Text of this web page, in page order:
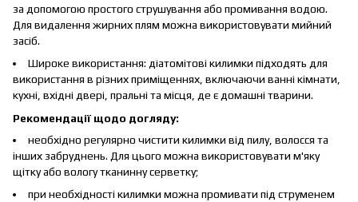
за допомогою простого струшування або промивання водою.
Для видалення жирних плям можна використовувати мийний
засіб.
Широке використання: діатомітові килимки підходять для
використання в різних приміщеннях, включаючи ванні кімнати,
кухні, вхідні двері, пральні та місця, де є домашні тварини.
Рекомендації щодо догляду:
необхідно регулярно чистити килимки від пилу, волосся та
інших забруднень. Для цього можна використовувати м'яку
щітку або вологу тканинну серветку;
при необхідності килимки можна промивати під струменем